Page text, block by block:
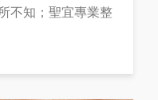
不知；聖宜專業整